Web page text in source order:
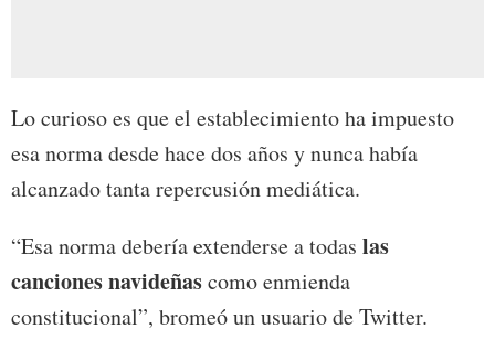
Lo curioso es que el establecimiento ha impuesto
esa norma desde hace dos años y nunca había
alcanzado tanta repercusión mediática.
“Esa norma debería extenderse a todas las
canciones navideñascomo enmienda
constitucional”, bromeó un usuario de Twitter.